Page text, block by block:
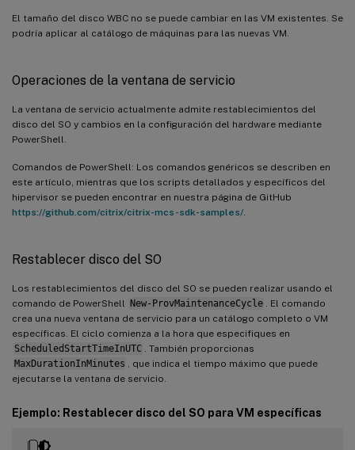
El tamaño del disco WBC no se puede cambiar en las VM existentes. Se
podría aplicar al catálogo de máquinas para las nuevas VM.
Operaciones de la ventana de servicio
La ventana de servicio actualmente admite restablecimientos del
disco del SO y cambios en la configuración del hardware mediante
PowerShell.
Comandos de PowerShell: Los comandos genéricos se describen en
este artículo, mientras que los scripts detallados y específicos del
hipervisor se pueden encontrar en nuestra página de GitHub
https://github.com/citrix/citrix-mcs-sdk-samples/
Restablecer disco del SO
Los restablecimientos del disco del SO se pueden realizar usando el
comando de PowerShell
New-ProvMaintenanceCycle
. El comando
crea una nueva ventana de servicio para un catálogo completo o VM
específicas. El ciclo comienza a la hora que especifiques en
ScheduledStartTimeInUTC
. También proporcionas
MaxDurationInMinutes
, que indica el tiempo máximo que puede
ejecutarse la ventana de servicio.
Ejemplo: Restablecer disco del SO para VM específicas